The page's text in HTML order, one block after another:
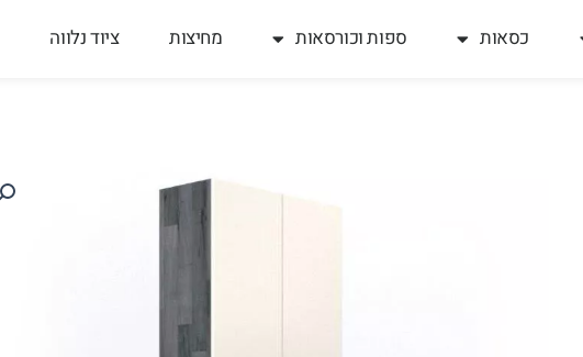
כסאות ספות וכורסאות מחיצות ציוד נלווה